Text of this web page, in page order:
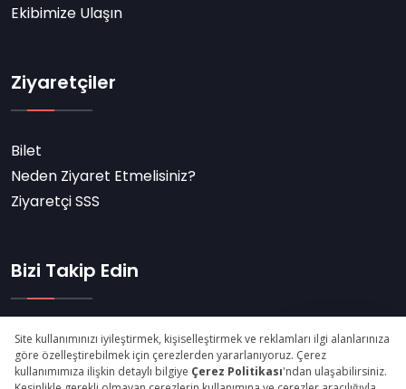
Ekibimize Ulaşın
Ziyaretçiler
Bilet
Neden Ziyaret Etmelisiniz?
Ziyaretçi SSS
Bizi Takip Edin
Abone Ol